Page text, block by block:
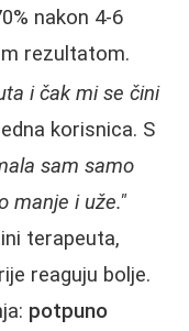
nakon 4-6
rezultatom.
i čak mi se čini
korisnica. S
sam samo
manje i uže."
terapeuta,
reaguju bolje.
potpuno